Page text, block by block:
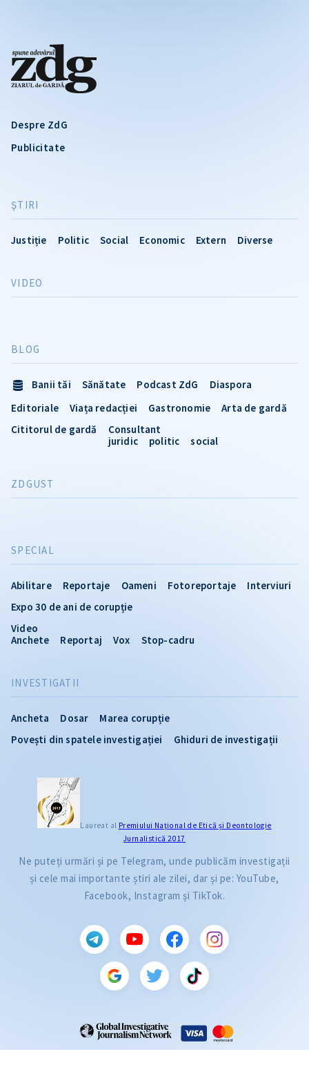
Despre ZdG
Publicitate
ŞTIRI
Justiție Politic Social Economic Extern Diverse
INVESTIGATII
Ancheta Dosar
Marea corupție
Povești din spatele investigației
Ghiduri de investigații
VIDEO
SPECIAL
Abilitare Reportaje Oameni Fotoreportaje
Interviuri
Expo 30 de ani de corupție
Video
Anchete
Reportaj Vox Stop-cadru
BLOG
Banii tăi Sănătate Podcast ZdG
Diaspora
Editoriale
Viața redacției Gastronomie
Arta de gardă
Cititorul de gardă
Consultant
juridic
politic social
ZDGUST
Laureat al Premiului Naţional de Etică și Deontologie
Jurnalistică 2017
Ne puteți urmări și pe Telegram, unde publicăm investigații
și cele mai importante știri ale zilei, dar și pe: YouTube,
Facebook, Instagram și TikTok.